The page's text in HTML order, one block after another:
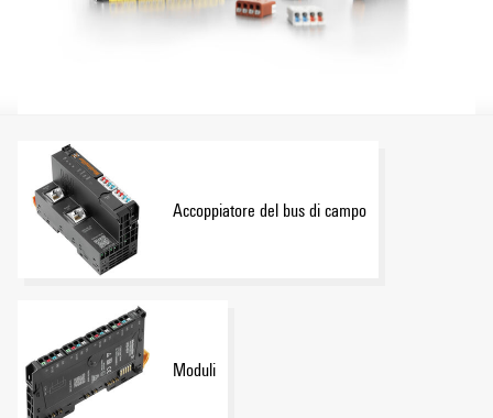
u-remoto significa "Maggiori prestazioni". Semplificato.
Accoppiatore del bus di campo
Moduli